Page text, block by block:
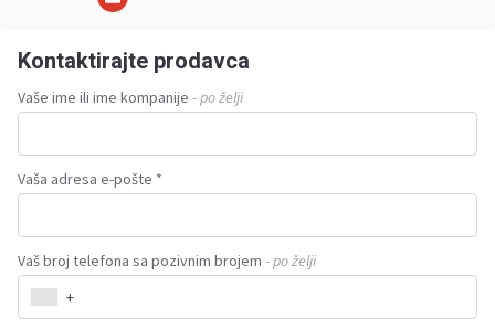
Kontaktirajte prodavca
Vaše ime ili ime kompanije - po želji
Vaša adresa e-pošte *
Vaš broj telefona sa pozivnim brojem - po želji
+